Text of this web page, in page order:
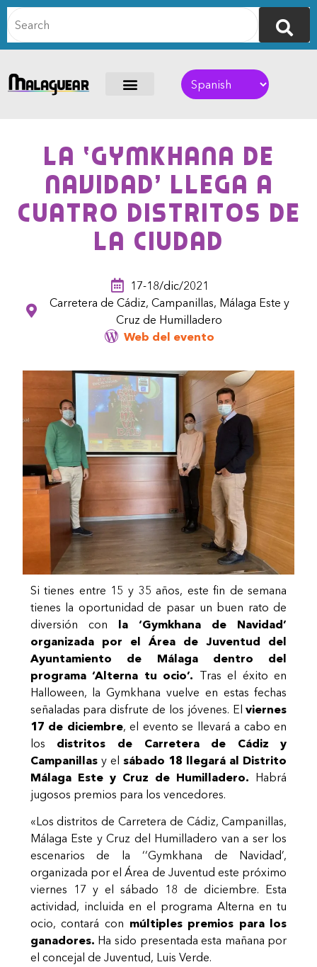
La ‘Gymkhana de
Navidad’ llega a
cuatro distritos de
la ciudad
17-18/dic/2021
Carretera de Cádiz, Campanillas, Málaga Este y
Cruz de Humilladero
Web del evento
Si tienes entre 15 y 35 años, este fin de semana
tienes la oportunidad de pasar un buen rato de
diversión con la ‘Gymkhana de Navidad’
organizada por el Área de Juventud del
Ayuntamiento de Málaga dentro del
programa ‘Alterna tu ocio’. Tras el éxito en
Halloween, la Gymkhana vuelve en estas fechas
señaladas para disfrute de los jóvenes. Elviernes
17 de diciembre, el evento se llevará a cabo en
los distritos de Carretera de Cádiz y
Campanillasy el sábado 18 llegará al Distrito
Málaga Este y Cruz de Humilladero. Habrá
jugosos premios para los vencedores.
«Los distritos de Carretera de Cádiz, Campanillas,
Málaga Este y Cruz del Humilladero van a ser los
escenarios de la ‘‘Gymkhana de Navidad’,
organizada por el Área de Juventud este próximo
viernes 17 y el sábado 18 de diciembre. Esta
actividad, incluida en el programa Alterna en tu
ocio, contará con múltiples premios para los
ganadores. Ha sido presentada esta mañana por
el concejal de Juventud, Luis Verde.